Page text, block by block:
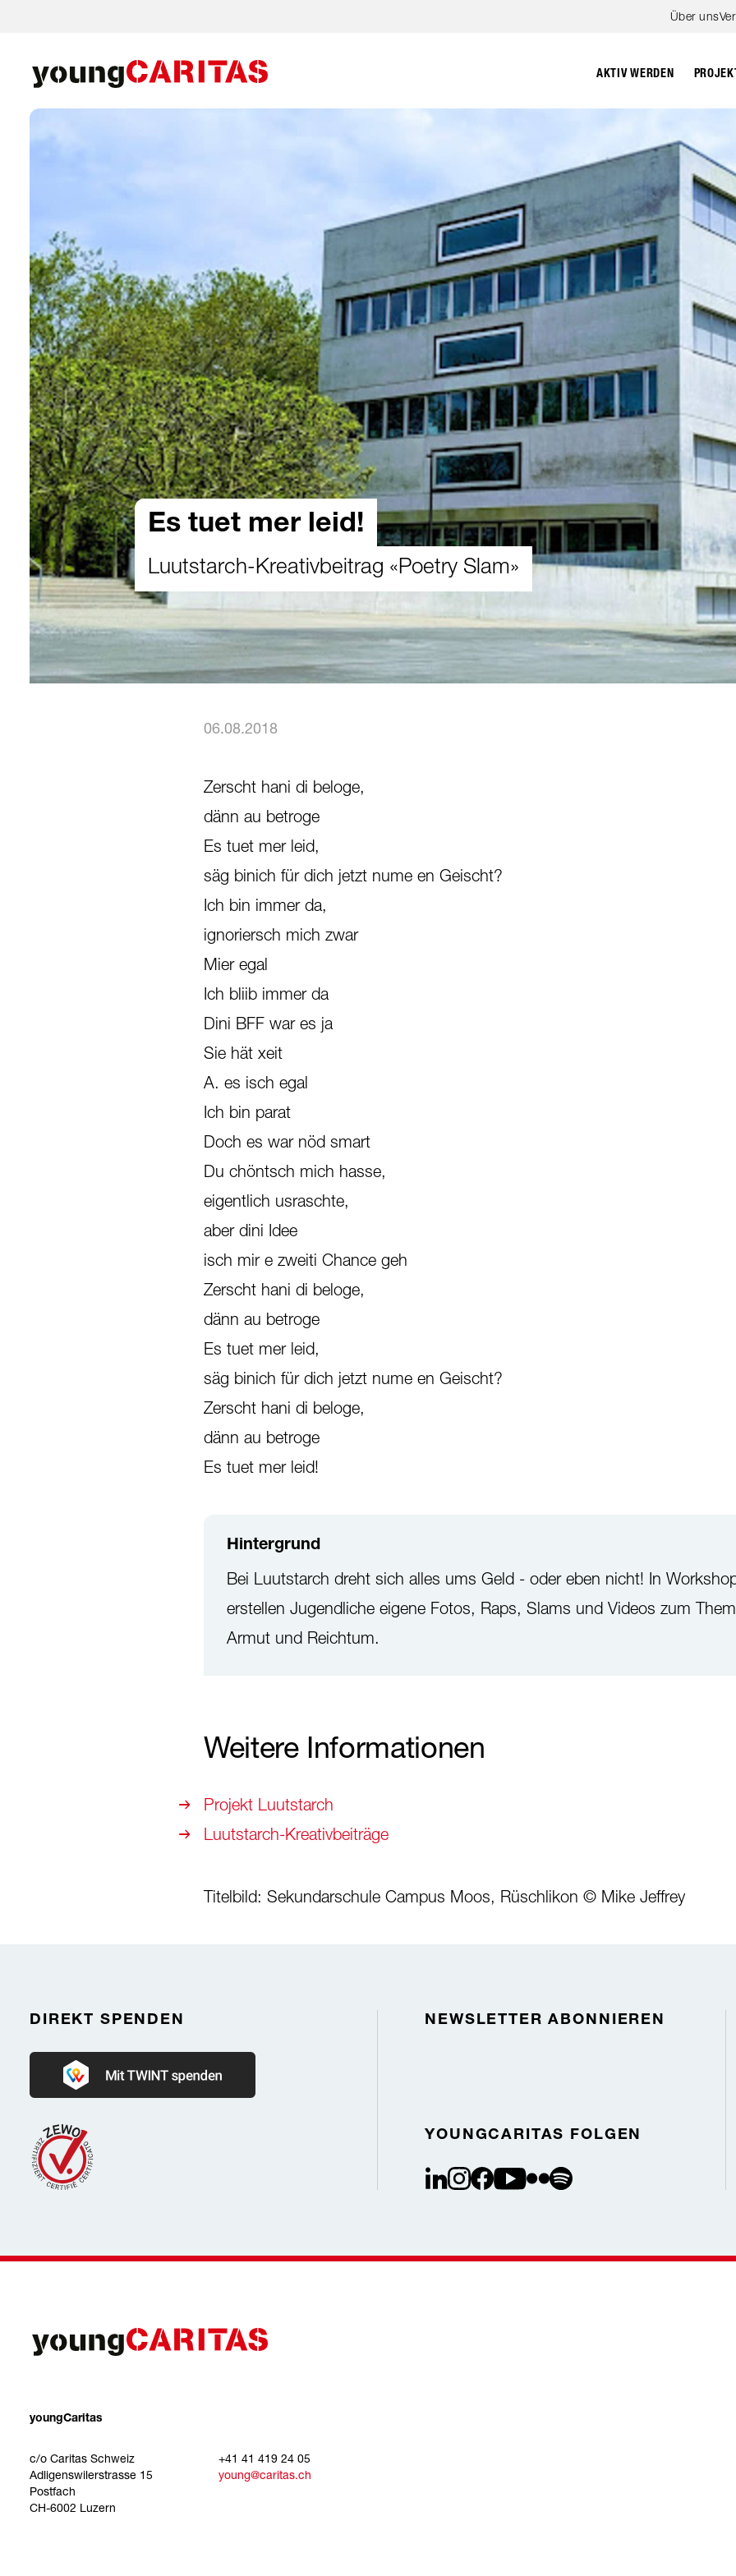
Zum Hauptinhalt springenÜber uns
AKTIV WERDEN
Es tuet mer leid!
Luutstarch-Kreativbeitrag «Poetry Slam»
06.08.2018
Zerscht hani di beloge,
dänn au betroge
Es tuet mer leid,
säg binich für dich jetzt nume en Geischt?
Ich bin immer da,
ignoriersch mich zwar
Mier egal
Ich bliib immer da
Dini BFF war es ja
Sie hät xeit
A. es isch egal
Ich bin parat
Doch es war nöd smart
Du chöntsch mich hasse,
eigentlich usraschte,
aber dini Idee
isch mir e zweiti Chance geh
Zerscht hani di beloge,
dänn au betroge
Es tuet mer leid,
säg binich für dich jetzt nume en Geischt?
Zerscht hani di beloge,
dänn au betroge
Es tuet mer leid!
Hintergrund
Bei Luutstarch dreht sich alles ums Geld - oder eben nicht! In
erstellen Jugendliche eigene Fotos, Raps, Slams und Videos zum
Armut und Reichtum.
Weitere Informationen
Projekt Luutstarch
Luutstarch-Kreativbeiträge
Titelbild: Sekundarschule Campus Moos, Rüschlikon © Mike Jeffrey
DIREKT SPENDEN
Donate with Twint
NEWSLETTER ABONNIEREN
YOUNGCARITAS FOLGEN
linkedininstagram
facebook
youtubeflickrspotify
youngCaritas
c/o Caritas Schweiz
Adligenswilerstrasse 15
Postfach
CH-6002 Luzern
+41 41 419 24 05
young@caritas.ch